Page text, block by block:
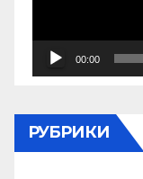
00:00
РУБРИКИ